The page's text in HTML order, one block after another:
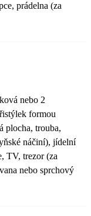
prádelna (za
nebo 2
formou
plocha, trouba,
náčiní), jídelní
TV, trezor (za
nebo sprchový